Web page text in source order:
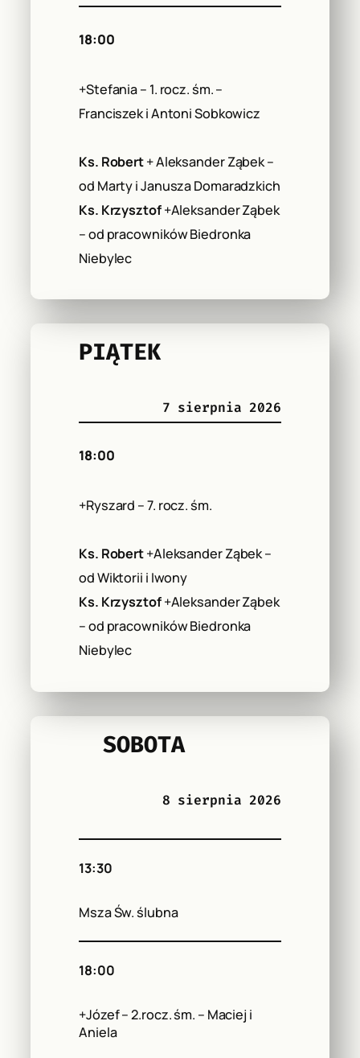
18:00
+Stefania – 1. rocz. śm. –
Franciszek i Antoni Sobkowicz
Ks. Robert+ Aleksander Ząbek –
od Marty i Janusza Domaradzkich
Ks. Krzysztof+Aleksander Ząbek
– od pracowników Biedronka
Niebylec
PIĄTEK
7 sierpnia 2026
18:00
+Ryszard – 7. rocz. śm.
Ks. Robert+Aleksander Ząbek –
od Wiktorii i Iwony
Ks. Krzysztof+Aleksander Ząbek
– od pracowników Biedronka
Niebylec
SOBOTA
8 sierpnia 2026
13:30
Msza Św. ślubna
18:00
+Józef – 2.rocz. śm. – Maciej i
Aniela